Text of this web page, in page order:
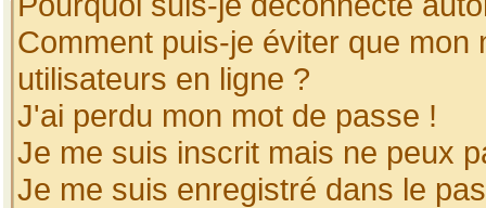
Comment puis-je éviter que
utilisateurs en ligne ?
J'ai perdu mon mot de passe !
Je me suis inscrit mais ne peux
Je me suis enregistré dans le